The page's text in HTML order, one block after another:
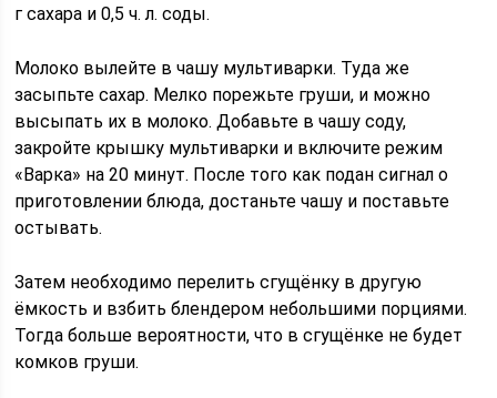
г сахара и 0,5 ч. л. соды.
Молоко вылейте в чашу мультиварки. Туда же
засыпьте сахар. Мелко порежьте груши, и можно
высыпать их в молоко. Добавьте в чашу соду,
закройте крышку мультиварки и включите режим
«Варка» на 20 минут. После того как подан сигнал о
приготовлении блюда, достаньте чашу и поставьте
остывать.
Затем необходимо перелить сгущёнку в другую
ёмкость и взбить блендером небольшими порциями.
Тогда больше вероятности, что в сгущёнке не будет
комков груши.